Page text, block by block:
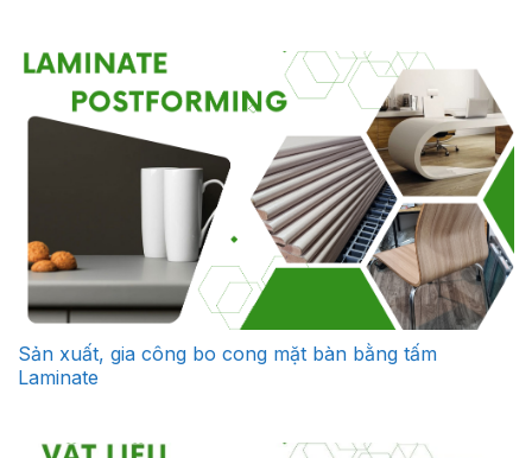
Sản xuất, gia công bo cong mặt bàn bằng tấm
Laminate